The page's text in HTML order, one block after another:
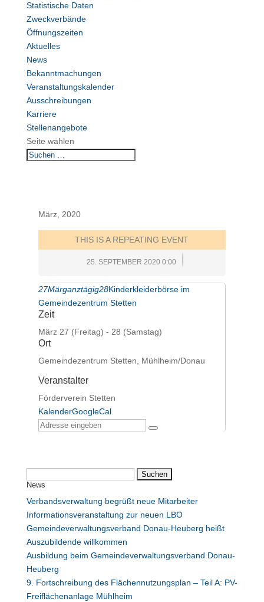
Statistische Daten
Zweckverbände
Öffnungszeiten
Aktuelles
News
Bekanntmachungen
Veranstaltungskalender
Ausschreibungen
Karriere
Stellenangebote
Seite wählen
März, 2020
THIS IS A REPEATING EVENT
25. SEPTEMBER 2020 0:00
27Märganztägig28Kinderkleiderbörse im
Gemeindezentrum Stetten
Zeit
März 27 (Freitag) - 28 (Samstag)
Ort
Gemeindezentrum Stetten, Mühlheim/Donau
Veranstalter
Förderverein Stetten
KalenderGoogleCal
nach:
News
Verbandsverwaltung begrüßt neue Mitarbeiter
Informationsveranstaltung zur neuen LBO
Gemeindeverwaltungsverband Donau-Heuberg heißt
Auszubildende willkommen
Ausbildung beim Gemeindeverwaltungsverband Donau-
Heuberg
9. Fortschreibung des Flächennutzungsplan – Teil A: PV-
Freiflächenanlage Mühlheim